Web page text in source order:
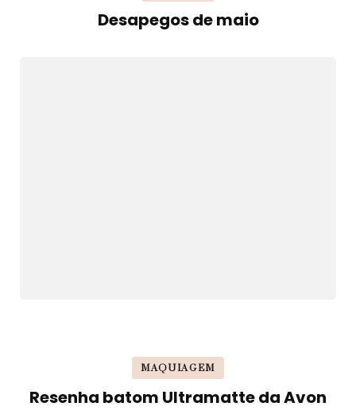
Desapegos de maio
MAQUIAGEM
Resenha batom Ultramatte da Avon